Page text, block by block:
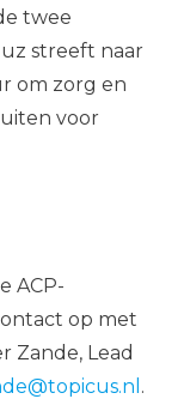
twee
streeft naar
om zorg en
voor
ACP-
op met
Zande, Lead
.